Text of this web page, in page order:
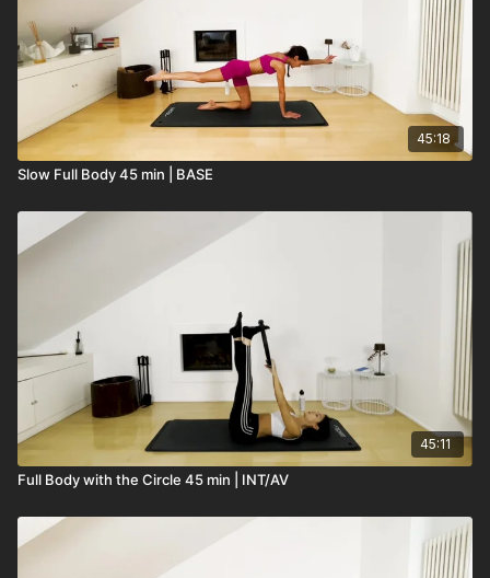
45:18
Slow Full Body 45 min | BASE
45:11
Full Body with the Circle 45 min | INT/AV